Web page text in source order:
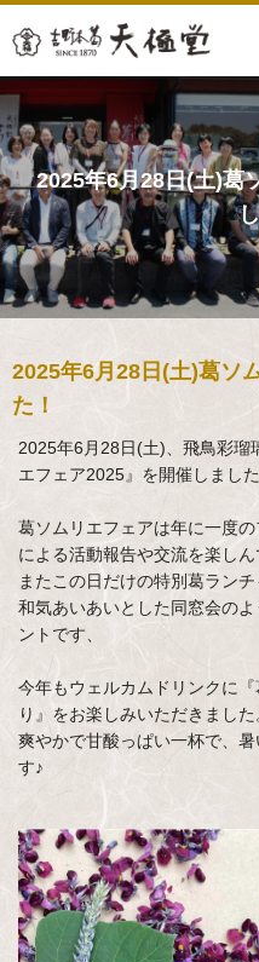
2025年6月28日(土)葛
2025年6月28日(土)葛ソ
た！
2025年6月28日(土)、飛鳥彩瑠
エフェア2025』を開催しました
葛ソムリエフェアは年に一度
による活動報告や交流を楽しん
またこの日だけの特別葛ランチ
和気あいあいとした同窓会の
ントです、
今年もウェルカムドリンクに
り』をお楽しみいただきました
爽やかで甘酸っぱい一杯で、
す♪